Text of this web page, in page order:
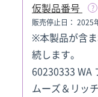
仮製品番号
販売停止日： 2025
※本製品が含
続します。
60230333 WA
ムーズ＆リッチ